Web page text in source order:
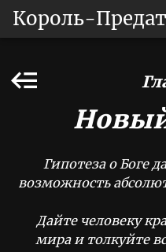
Король-
Гипотеза о Боге
возможность
Дайте человеку
мира и толкуйте